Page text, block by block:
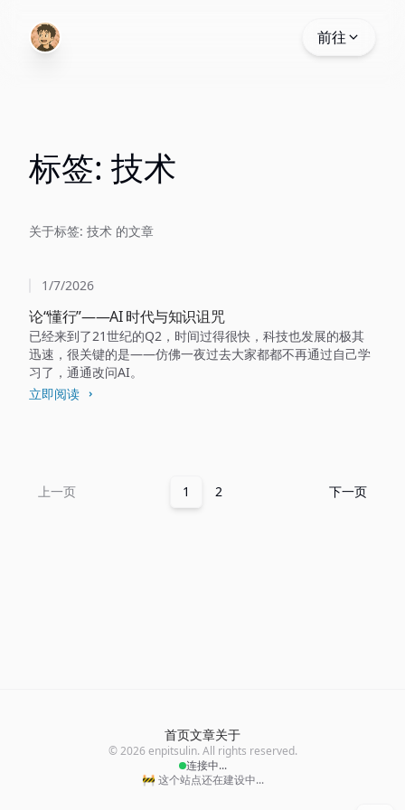
前往
标签: 技术
关于标签: 技术 的文章
论“懂行”——AI 时代与知识诅咒
1/7/2026
已经来到了21世纪的Q2，时间过得很快，科技也发展的极其
迅速，很关键的是——仿佛一夜过去大家都都不再通过自己学
习了，通通改问AI。
立即阅读
上一页 1 2 下一页
首页文章关于
© 2026 enpitsulin. All rights reserved.
连接中...
🚧 这个站点还在建设中...